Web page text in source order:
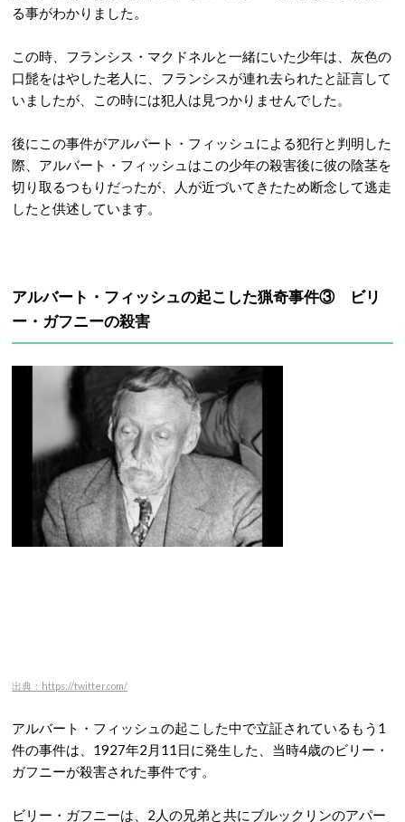
る事がわかりました。
この時、フランシス・マクドネルと一緒にいた少年は、灰色の
口髭をはやした老人に、フランシスが連れ去られたと証言して
いましたが、この時には犯人は見つかりませんでした。
後にこの事件がアルバート・フィッシュによる犯行と判明した
際、アルバート・フィッシュはこの少年の殺害後に彼の陰茎を
切り取るつもりだったが、人が近づいてきたため断念して逃走
したと供述しています。
アルバート・フィッシュの起こした猟奇事件③ ビリ
ー・ガフニーの殺害
出典：https://twitter.com/
アルバート・フィッシュの起こした中で立証されているもう1
件の事件は、1927年2月11日に発生した、当時4歳のビリー・
ガフニーが殺害された事件です。
ビリー・ガフニーは、2人の兄弟と共にブルックリンのアパー